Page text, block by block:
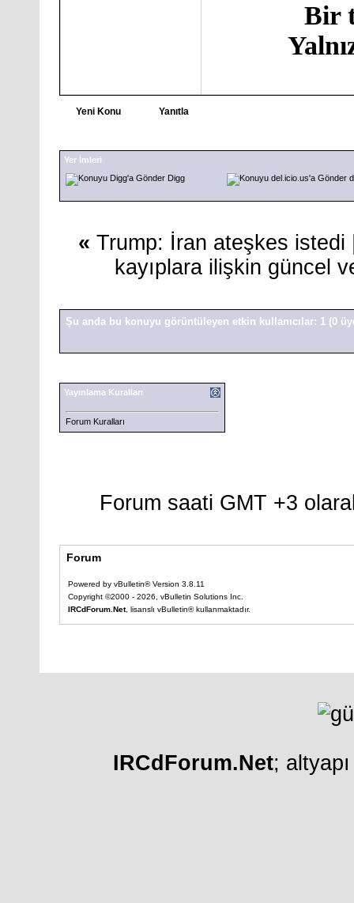
Bir
Yeni Konu Yanıtla
Yer İmleri
Digg
« Trump: İran ateşkes istedi
kayıplara ilişkin güncel
Şu anda bu konuyu görüntüleyen etkin kullanıcılar: 1 (0
Yayınlama Kuralları
Forum Kuralları
Forum saati GMT +3
Forum
Powered by vBulletin® Version 3.8.11
Copyright ©2000 - 2026, vBulletin Solutions Inc.
IRCdForum.Net, lisanslı vBulletin® kullanmaktadır.
IRCdForum.Net;